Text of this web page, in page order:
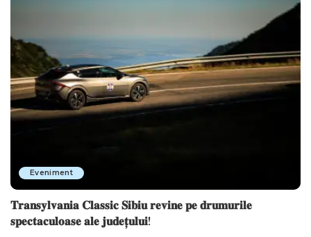
Eveniment
𝐓𝐫𝐚𝐧𝐬𝐲𝐥𝐯𝐚𝐧𝐢𝐚 𝐂𝐥𝐚𝐬𝐬𝐢𝐜 𝐒𝐢𝐛𝐢𝐮 𝐫𝐞𝐯𝐢𝐧𝐞 𝐩𝐞 𝐝𝐫𝐮𝐦𝐮𝐫𝐢𝐥𝐞
𝐬𝐩𝐞𝐜𝐭𝐚𝐜𝐮𝐥𝐨𝐚𝐬𝐞 𝐚𝐥𝐞 𝐣𝐮𝐝𝐞𝐭̦𝐮𝐥𝐮𝐢!